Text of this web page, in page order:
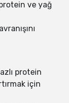
ve yağ
protein
için